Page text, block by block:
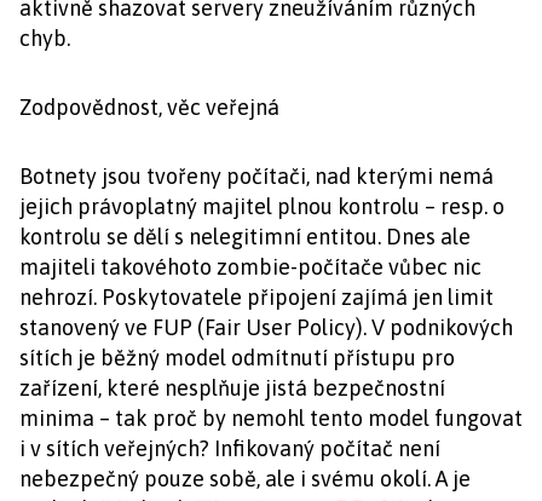
aktivně shazovat servery zneužíváním různých
chyb.
Zodpovědnost, věc veřejná
Botnety jsou tvořeny počítači, nad kterými nemá
jejich právoplatný majitel plnou kontrolu – resp. o
kontrolu se dělí s nelegitimní entitou. Dnes ale
majiteli takovéhoto zombie-počítače vůbec nic
nehrozí. Poskytovatele připojení zajímá jen limit
stanovený ve FUP (Fair User Policy). V podnikových
sítích je běžný model odmítnutí přístupu pro
zařízení, které nesplňuje jistá bezpečnostní
minima – tak proč by nemohl tento model fungovat
i v sítích veřejných? Infikovaný počítač není
nebezpečný pouze sobě, ale i svému okolí. A je